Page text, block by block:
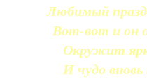
Любимый
Вот-вот и он
Окружит
И чудо